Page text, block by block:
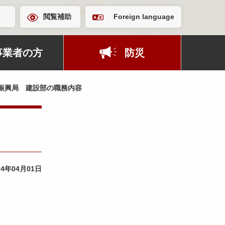
閲覧補助 Foreign language
業者の方 防災
興局 建設部の職務内容
年04月01日